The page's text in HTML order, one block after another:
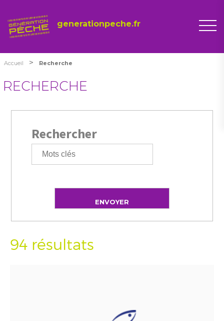
generationpeche.fr
Accueil > Recherche
RECHERCHE
Rechercher
94 résultats